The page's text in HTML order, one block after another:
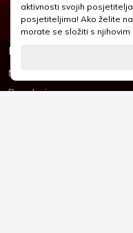
Informacije
Novosti & Promocije
Brandovi
aktivnosti svojih
posjetiteljima! Ako želite
morate se složiti s njihovim